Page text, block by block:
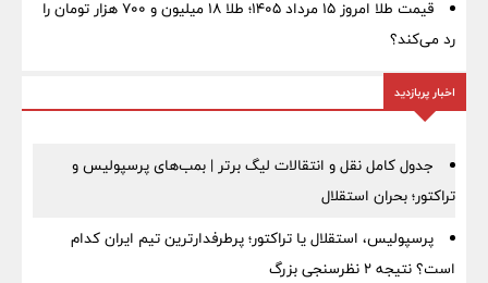
قیمت طلا امروز ۱۵ مرداد ۱۴۰۵؛ طلا ۱۸ میلیون و ۷۰۰ هزار تومان را
رد می‌کند؟
اخبار پربازدید
جدول کامل نقل و انتقالات لیگ برتر | بمب‌های پرسپولیس و
تراکتور؛ بحران استقلال
پرسپولیس، استقلال یا تراکتور؛ پرطرفدارترین تیم ایران کدام
است؟ نتیجه ۲ نظرسنجی بزرگ